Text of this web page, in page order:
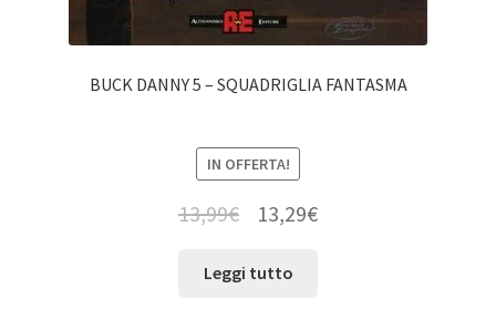
BUCK DANNY 5 – SQUADRIGLIA FANTASMA
IN OFFERTA!
13,99€ 13,29€
Leggi tutto